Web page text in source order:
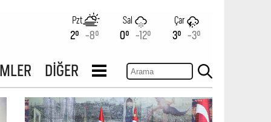
Pzt
2° -8°
Sal
0° -12°
Çar
3° -3°
DİĞER